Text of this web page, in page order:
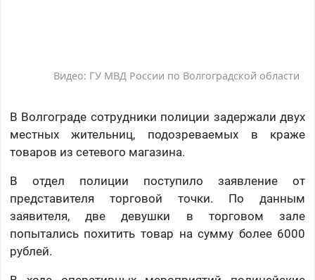
Видео: ГУ МВД России по Волгоградской области
В Волгограде сотрудники полиции задержали двух
местных жительниц, подозреваемых в краже
товаров из сетевого магазина.
В отдел полиции поступило заявление от
представителя торговой точки. По данным
заявителя, две девушки в торговом зале
попытались похитить товар на сумму более 6000
рублей.